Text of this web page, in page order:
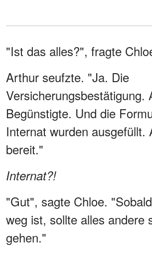
"Ist das alles?", fragte
Arthur seufzte. "Ja. Die
Versicherungsbestätigung.
Begünstigte. Und die
Internat wurden ausgefüllt.
bereit."
Internat?!
"Gut", sagte Chloe.
weg ist, sollte alles andere
gehen."